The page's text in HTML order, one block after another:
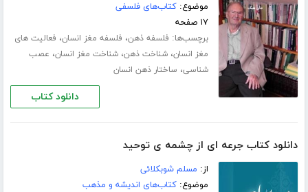
موضوع:کتاب‌های فلسفی
۱۷ صفحه
برچسب‌ها: فلسفه ذهن، فلسفه مغز انسان، فعالیت های
مغز انسان،شناخت ذهن،شناخت مغز انسان، عصب
شناسی، ساختار ذهن انسان
دانلود کتاب
دانلود کتاب جرعه ای از چشمه ی توحید
از: مسلم شوبکلائی
موضوع:کتاب‌های اندیشه و مذهب